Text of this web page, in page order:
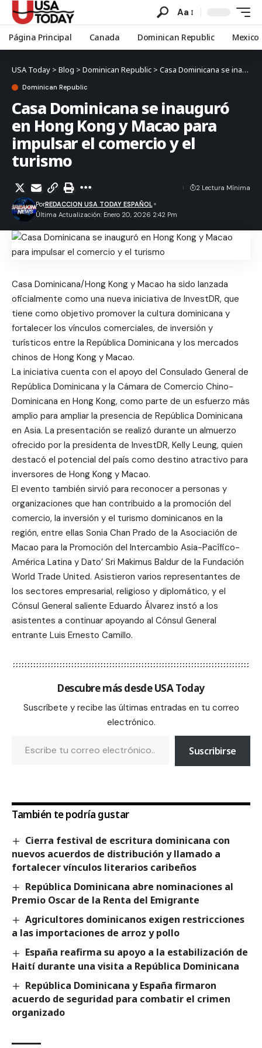
Aa
Página Principal Canada Dominican Republic Mexico
USA Today > Blog > Dominican Republic > Casa Dominicana se inauguró en Hong Kong y Macao para impulsar el comercio y el turismo
Dominican Republic
Casa Dominicana se inauguró
en Hong Kong y Macao para
impulsar el comercio y el
turismo
Última Actualización: Enero 20, 2026 2:42 Pm
PorREDACCION USA TODAY ESPAÑOL
2 Lectura Mínima
Casa Dominicana/Hong Kong y Macao ha sido lanzada
oficialmente como una nueva iniciativa de InvestDR, que
tiene como objetivo promover la cultura dominicana y
fortalecer los vínculos comerciales, de inversión y
turísticos entre la República Dominicana y los mercados
chinos de Hong Kong y Macao.
La iniciativa cuenta con el apoyo del Consulado General de
República Dominicana y la Cámara de Comercio Chino-
Dominicana en Hong Kong, como parte de un esfuerzo más
amplio para ampliar la presencia de República Dominicana
en Asia. La presentación se realizó durante un almuerzo
ofrecido por la presidenta de InvestDR, Kelly Leung, quien
destacó el potencial del país como destino atractivo para
inversores de Hong Kong y Macao.
El evento también sirvió para reconocer a personas y
organizaciones que han contribuido a la promoción del
comercio, la inversión y el turismo dominicanos en la
región, entre ellas Sonia Chan Prado de la Asociación de
Macao para la Promoción del Intercambio Asia-Pacífico-
América Latina y Dato’ Sri Makimus Baldur de la Fundación
World Trade United. Asistieron varios representantes de
los sectores empresarial, religioso y diplomático, y el
Cónsul General saliente Eduardo Álvarez instó a los
asistentes a continuar apoyando al Cónsul General
entrante Luis Ernesto Camillo.
Descubre más desde USA Today
Suscríbete y recibe las últimas entradas en tu correo
electrónico.
Suscribirse
También te podría gustar
Cierra festival de escritura dominicana con
nuevos acuerdos de distribución y llamado a
fortalecer vínculos literarios caribeños
República Dominicana abre nominaciones al
Premio Oscar de la Renta del Emigrante
Agricultores dominicanos exigen restricciones
a las importaciones de arroz y pollo
España reafirma su apoyo a la estabilización de
Haití durante una visita a República Dominicana
República Dominicana y España firmaron
acuerdo de seguridad para combatir el crimen
organizado